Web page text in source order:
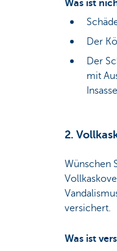
Was ist
Der
Der
mit
2.
Wünschen
versichert.
Was ist